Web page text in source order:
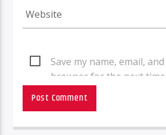
Save my name, email,
browser for the next time